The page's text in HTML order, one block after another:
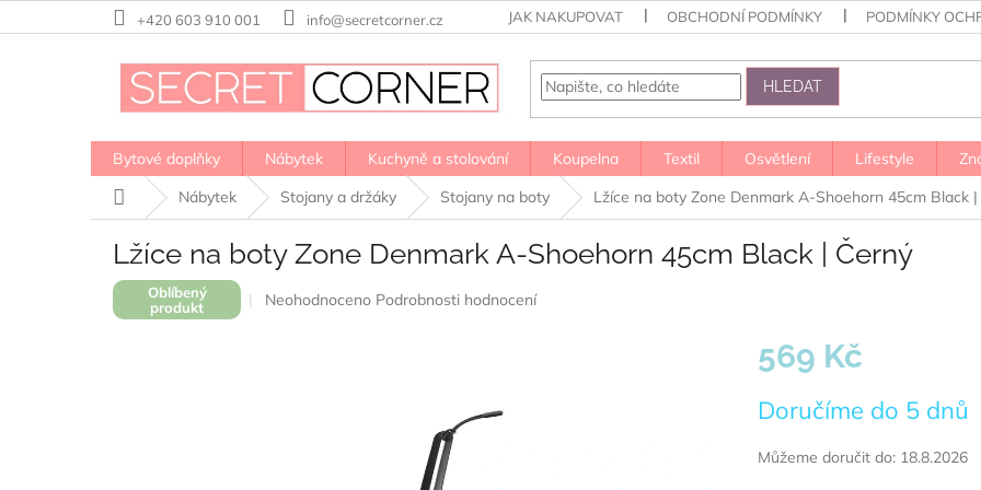
na
+420 603 910 001 info@secretcorner.cz JAK NAKUPOVAT OBCHODNÍ PODMÍNKY PODMÍNKY
HLEDAT
Bytové doplňky Nábytek Kuchyně a stolování Koupelna Textil Osvětlení Lifestyle
Domů
Nábytek Stojany a držáky Stojany na boty Lžíce na boty Zone Denmark A-Shoehorn 45cm Black
Lžíce na boty Zone Denmark A-Shoehorn 45cm Black | Černý
Oblíbený
produkt
Průměrné
Neohodnoceno Podrobnosti hodnocení
569 Kč
cena:
Doručíme do 5 dnů
Můžeme doručit do: 18.8.2026